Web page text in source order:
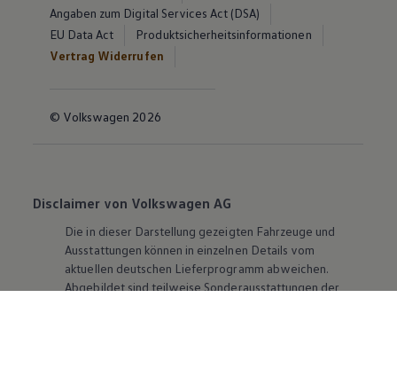
Angaben zum Digital Services Act (DSA)
EU Data Act
Produktsicherheitsinformationen
Vertrag Widerrufen
© Volkswagen 2026
Disclaimer von Volkswagen AG
Die in dieser Darstellung gezeigten Fahrzeuge und
Ausstattungen können in einzelnen Details vom
aktuellen deutschen Lieferprogramm abweichen.
Abgebildet sind teilweise Sonderausstattungen der